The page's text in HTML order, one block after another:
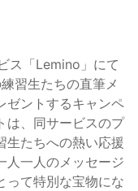
ス「Lemino」にて
習生たちの直筆メ
ゼントするキャンペ
は、同サービスのプ
生たちへの熱い応援
人一人のメッセージ
って特別な宝物にな